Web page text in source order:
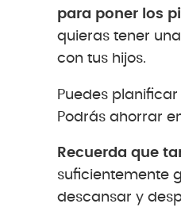
para poner los
quieras tener
con tus hijos.
Puedes
Podrás ahorrar
Recuerda que
suficientemente
descansar y